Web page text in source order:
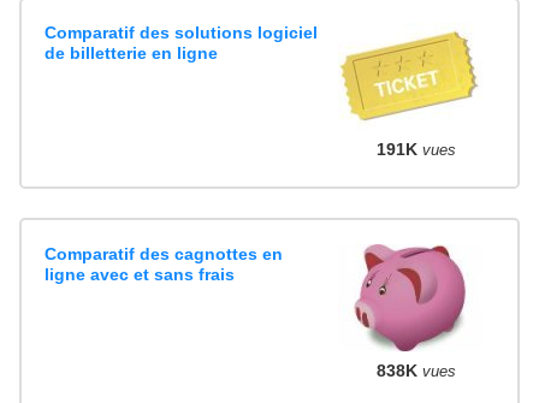
Comparatif des solutions logiciel
de billetterie en ligne
191K vues
Comparatif des cagnottes en
ligne avec et sans frais
838K vues